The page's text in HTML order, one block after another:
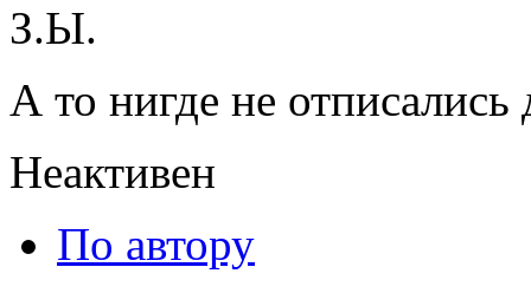
З.Ы.
А то нигде не
Неактивен
По автору